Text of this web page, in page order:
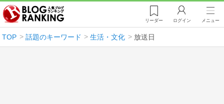
リーダー ログイン メニュー
TOP 話題のキーワード 生活・文化 放送日